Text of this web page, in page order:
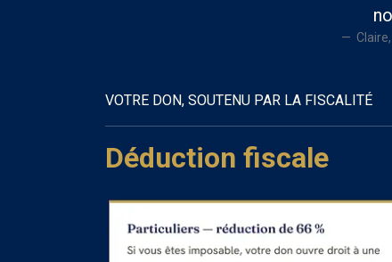
VOTRE DON, SOUTENU PAR LA FISCALITÉ
Déduction fiscale